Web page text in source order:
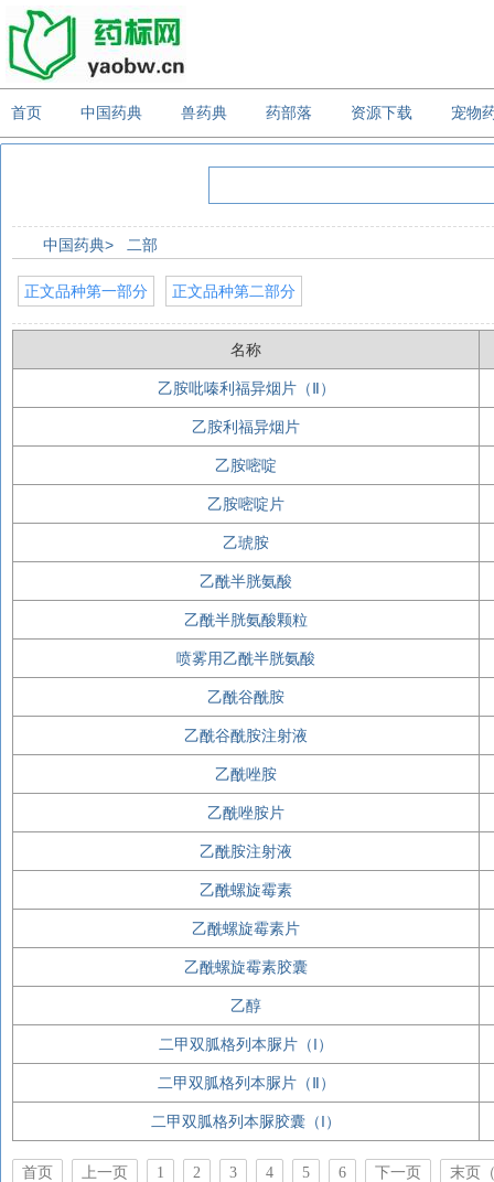
首页 中国药典 兽药典 药部落 资源下载 宠物
中国药典> 二部
正文品种第一部分 正文品种第二部分
名称
乙胺吡嗪利福异烟片（Ⅱ）
乙胺利福异烟片
乙胺嘧啶
乙胺嘧啶片
乙琥胺
乙酰半胱氨酸
乙酰半胱氨酸颗粒
喷雾用乙酰半胱氨酸
乙酰谷酰胺
乙酰谷酰胺注射液
乙酰唑胺
乙酰唑胺片
乙酰胺注射液
乙酰螺旋霉素
乙酰螺旋霉素片
乙酰螺旋霉素胶囊
乙醇
二甲双胍格列本脲片（I）
二甲双胍格列本脲片（Ⅱ）
二甲双胍格列本脲胶囊（I）
首页 上一页 1 2 3 4 5 6 下一页 末页